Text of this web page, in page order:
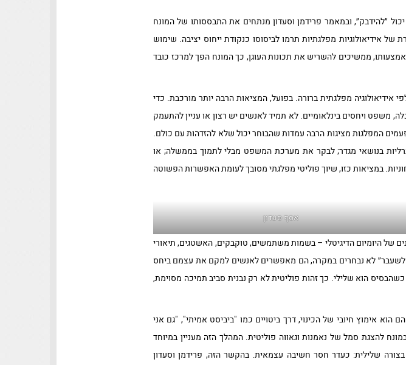
שבהם תיוג שלילי יכול ״להידבק״, ובמאמר פרידמן וסעדון מנתחים את התבססותו של המונח
אידיאולוגיות מפלגתיות תרמו לביסוסו כנקודת ייחוס יציבה. שימוש
באמצעותו, ממשיכים להשריש את תכונות העוגן, כך המונח הפך למרכז כובד
אידיאולוגיה מפלגתית ברורה. בפועל, המציאות הרבה יותר מורכבת. כדי
משפט ויחסים בינלאומיים. לא תמיד לאנשים יש רצון או עניין להתעמק
המפלגות מציגות הרבה עמדות שהבוחר יכול שלא להזדהות עם כולם.
בנושאי מגדר; לבקר את מערכת המשפט מבלי לתמוך בממשלה; או
במציאות כזו, שיוך פוליטי מפלגתי מסובך לעומת האפשרות הפשוטה
אסף סעדון
של היומיום הדיגיטלי – בשמות משתמשים, טוקבקים, האשטגים, תיאורי
לשעבר״ לא נבחרים במקרה, הם מאפשרים לאנשים למקם את עצמם ביחס
הוא שלילי. כך זהות פוליטית לא רק נבנית סביב תמיכה מסוימת,
אימוץ חיובי של הכינוי, דרך ביטויים כמו "ביביסט אמיתי", "גם אני
להצגת סמל של נאמנות וגאווה פוליטית. המהלך הזה מעניין במיוחד
שלילית: כעדר חסר חשיבה עצמאית. בהקשר הזה, פרידמן וסעדון